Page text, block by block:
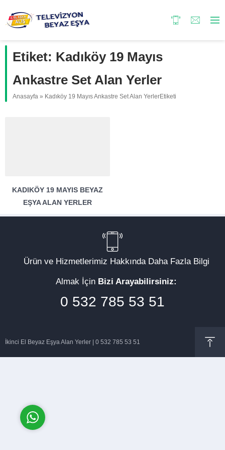
Etiket: Kadıköy 19 Mayıs
Ankastre Set Alan Yerler
Anasayfa » Kadıköy 19 Mayıs Ankastre Set Alan YerlerEtiketi
KADIKÖY 19 MAYIS BEYAZ
EŞYA ALAN YERLER
Ürün ve Hizmetlerimiz Hakkında Daha Fazla Bilgi
Almak İçin Bizi Arayabilirsiniz:
0 532 785 53 51
İkinci El Beyaz Eşya Alan Yerler | 0 532 785 53 51